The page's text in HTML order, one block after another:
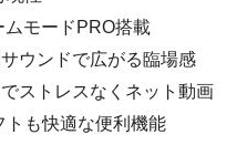
モードPRO搭載
ウンドで広がる臨場感
ストレスなくネット動画
トも快適な便利機能